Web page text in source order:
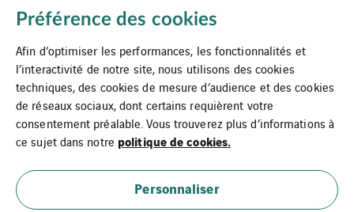
Mentions légales
Plan du site
Préférence des cookies
Afin d’optimiser les performances, les fonctionnalités et
l’interactivité de notre site, nous utilisons des cookies
techniques, des cookies de mesure d’audience et des cookies
de réseaux sociaux, dont certains requièrent votre
consentement préalable. Vous trouverez plus d’informations à
ce sujet dans notre politique de cookies.
Personnaliser